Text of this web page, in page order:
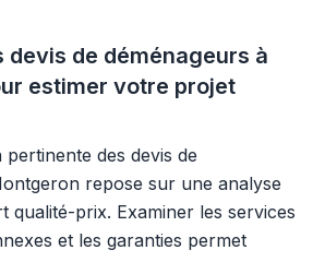
devis de déménageurs à
estimer votre projet
des devis de
repose sur une analyse
qualité-prix. Examiner les services
et les garanties permet